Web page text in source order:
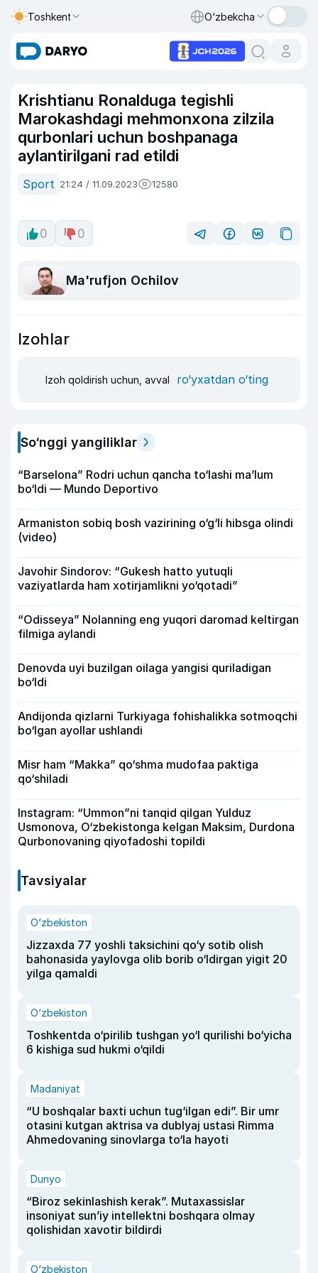
Toshkent O‘zbekcha
Krishtianu Ronalduga tegishli
Marokashdagi mehmonxona zilzila
qurbonlari uchun boshpanaga
aylantirilgani rad etildi
Sport 21:24 / 11.09.2023 12580
0 0
Ma'rufjon Ochilov
Izohlar
Izoh qoldirish uchun, avval ro‘yxatdan o‘ting
So‘nggi yangiliklar
“Barselona” Rodri uchun qancha to‘lashi ma’lum
bo‘ldi — Mundo Deportivo
Armaniston sobiq bosh vazirining o‘g‘li hibsga olindi
(video)
Javohir Sindorov: “Gukesh hatto yutuqli
vaziyatlarda ham xotirjamlikni yo‘qotadi”
“Odisseya” Nolanning eng yuqori daromad keltirgan
filmiga aylandi
Denovda uyi buzilgan oilaga yangisi quriladigan
bo‘ldi
Andijonda qizlarni Turkiyaga fohishalikka sotmoqchi
bo‘lgan ayollar ushlandi
Misr ham “Makka” qo‘shma mudofaa paktiga
qo‘shiladi
Instagram: “Ummon”ni tanqid qilgan Yulduz
Usmonova, O‘zbekistonga kelgan Maksim, Durdona
Qurbonovaning qiyofadoshi topildi
Tavsiyalar
O‘zbekiston
Jizzaxda 77 yoshli taksichini qo‘y sotib olish
bahonasida yaylovga olib borib o‘ldirgan yigit 20
yilga qamaldi
O‘zbekiston
Toshkentda o‘pirilib tushgan yo‘l qurilishi bo‘yicha
6 kishiga sud hukmi o‘qildi
Madaniyat
“U boshqalar baxti uchun tug‘ilgan edi”. Bir umr
otasini kutgan aktrisa va dublyaj ustasi Rimma
Ahmedovaning sinovlarga to‘la hayoti
Dunyo
“Biroz sekinlashish kerak”. Mutaxassislar
insoniyat sun’iy intellektni boshqara olmay
qolishidan xavotir bildirdi
O‘zbekiston